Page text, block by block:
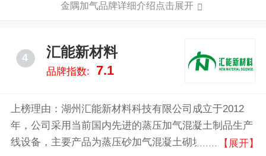
金隅加气品牌详细介绍点击展开
4 汇能新材料
品牌指数: 7.1
上榜理由：湖州汇能新材料科技有限公司成立于2012
年，公司采用当前国内先进的蒸压加气混凝土制品生产
线设备，主要产品为蒸压砂加气混凝土砌块和板材，公
【展开】